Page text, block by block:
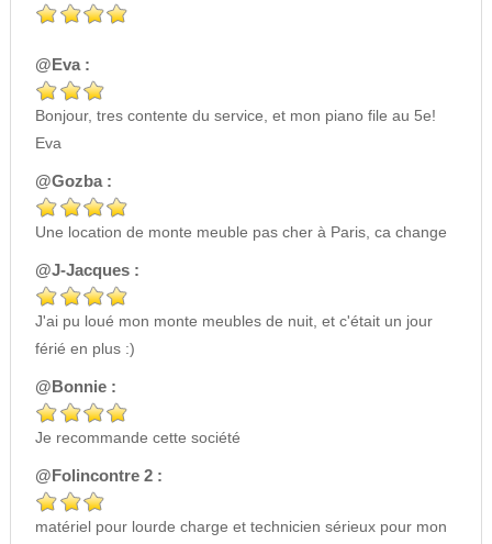
@Eva :
Bonjour, tres contente du service, et mon piano file au 5e!
Eva
@Gozba :
Une location de monte meuble pas cher à Paris, ca change
@J-Jacques :
J'ai pu loué mon monte meubles de nuit, et c'était un jour
férié en plus :)
@Bonnie :
Je recommande cette société
@Folincontre 2 :
matériel pour lourde charge et technicien sérieux pour mon